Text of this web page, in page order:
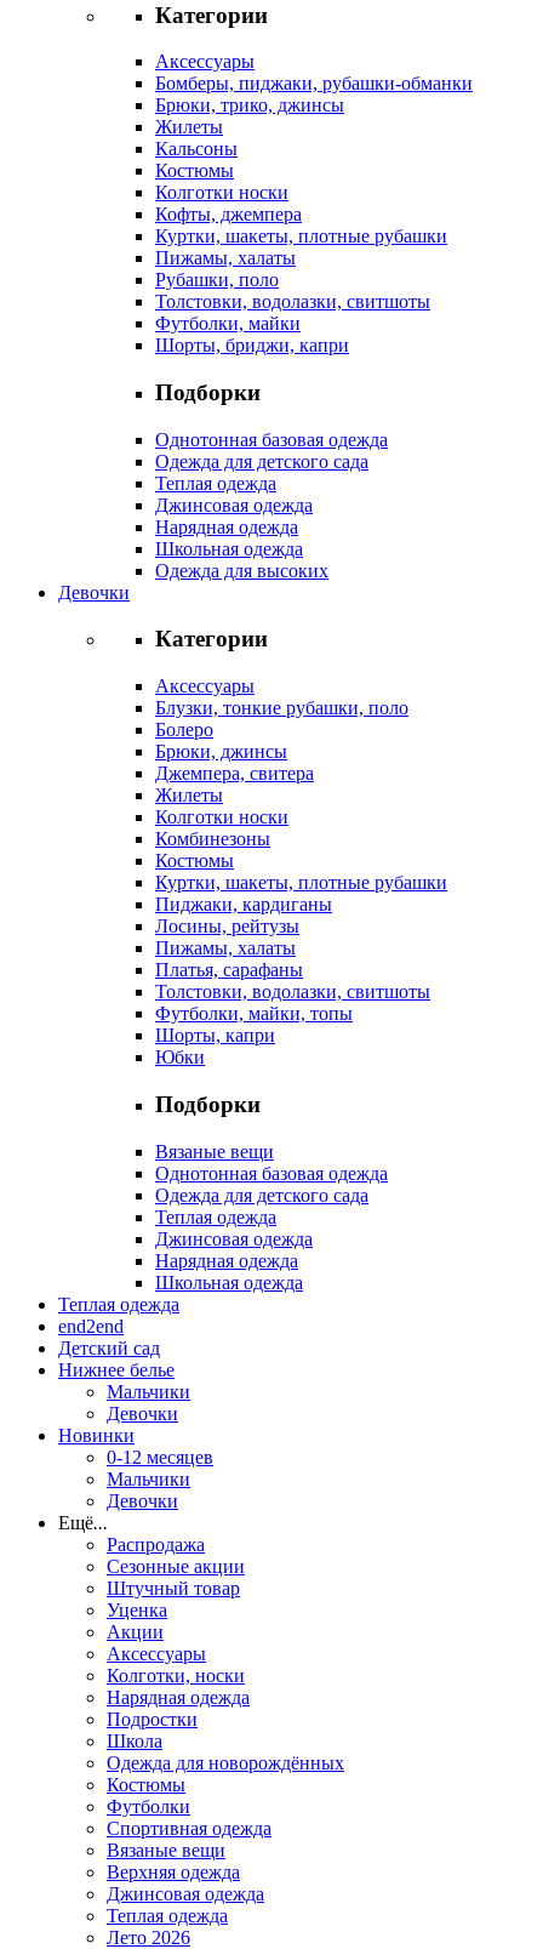
Категории
Аксессуары
Бомберы, пиджаки, рубашки-обманки
Брюки, трико, джинсы
Жилеты
Кальсоны
Костюмы
Колготки носки
Кофты, джемпера
Куртки, шакеты, плотные рубашки
Пижамы, халаты
Рубашки, поло
Толстовки, водолазки, свитшоты
Футболки, майки
Шорты, бриджи, капри
Подборки
Однотонная базовая одежда
Одежда для детского сада
Теплая одежда
Джинсовая одежда
Нарядная одежда
Школьная одежда
Одежда для высоких
Девочки
Категории
Аксессуары
Блузки, тонкие рубашки, поло
Болеро
Брюки, джинсы
Джемпера, свитера
Жилеты
Колготки носки
Комбинезоны
Костюмы
Куртки, шакеты, плотные рубашки
Пиджаки, кардиганы
Лосины, рейтузы
Пижамы, халаты
Платья, сарафаны
Толстовки, водолазки, свитшоты
Футболки, майки, топы
Шорты, капри
Юбки
Подборки
Вязаные вещи
Однотонная базовая одежда
Одежда для детского сада
Теплая одежда
Джинсовая одежда
Нарядная одежда
Школьная одежда
Теплая одежда
end2end
Детский сад
Нижнее белье
Мальчики
Девочки
Новинки
0-12 месяцев
Мальчики
Девочки
Ещё...
Распродажа
Сезонные акции
Штучный товар
Уценка
Акции
Аксессуары
Колготки, носки
Нарядная одежда
Подростки
Школа
Одежда для новорождённых
Костюмы
Футболки
Спортивная одежда
Вязаные вещи
Верхняя одежда
Джинсовая одежда
Теплая одежда
Лето 2026